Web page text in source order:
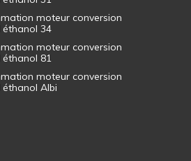
moteur conversion
éthanol 34
moteur conversion
éthanol 81
moteur conversion
éthanol Albi